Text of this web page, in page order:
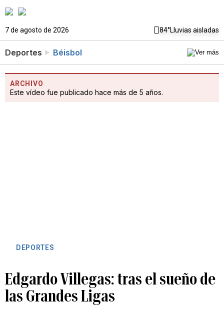
7 de agosto de 2026 84°Lluvias aisladas
Deportes Béisbol
ARCHIVO
Este vídeo fue publicado hace más de 5 años.
DEPORTES
Edgardo Villegas: tras el sueño de
las Grandes Ligas